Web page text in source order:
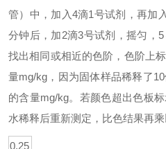
管）中，加入4滴1号试剂，再加
分钟后，加2滴3号试剂，摇匀，
找出相同或相近的色阶，色阶上
量mg/kg，因为固体样品稀释了
的含量mg/kg。若颜色超出色板
水稀释后重新测定，比色结果再乘
0.25